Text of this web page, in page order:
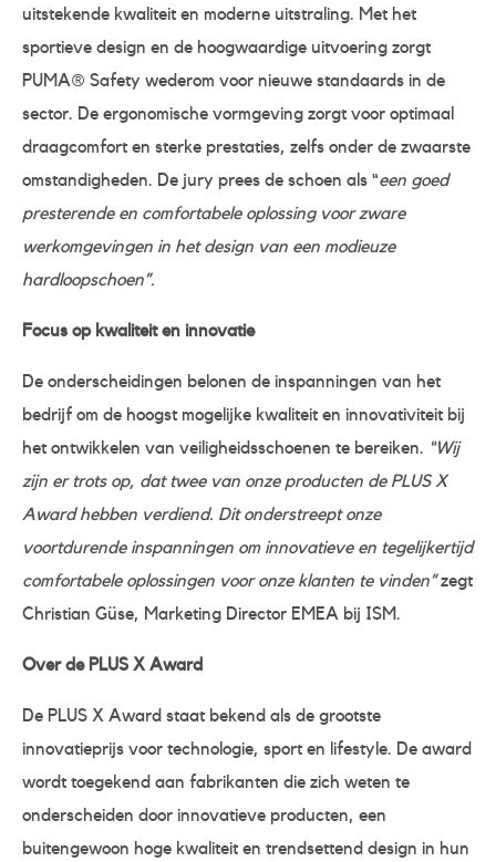
uitstekende kwaliteit en moderne uitstraling. Met het
sportieve design en de hoogwaardige uitvoering zorgt
PUMA® Safety wederom voor nieuwe standaards in de
sector. De ergonomische vormgeving zorgt voor optimaal
draagcomfort en sterke prestaties, zelfs onder de zwaarste
omstandigheden. De jury prees de schoen als “een goed
presterende en comfortabele oplossing voor zware
werkomgevingen in het design van een modieuze
hardloopschoen”.
Focus op kwaliteit en innovatie
De onderscheidingen belonen de inspanningen van het
bedrijf om de hoogst mogelijke kwaliteit en innovativiteit bij
het ontwikkelen van veiligheidsschoenen te bereiken. “Wij
zijn er trots op, dat twee van onze producten de PLUS X
Award hebben verdiend. Dit onderstreept onze
voortdurende inspanningen om innovatieve en tegelijkertijd
comfortabele oplossingen voor onze klanten te vinden”zegt
Christian Güse, Marketing Director EMEA bij ISM.
Over de PLUS X Award
De PLUS X Award staat bekend als de grootste
innovatieprijs voor technologie, sport en lifestyle. De award
wordt toegekend aan fabrikanten die zich weten te
onderscheiden door innovatieve producten, een
buitengewoon hoge kwaliteit en trendsettend design in hun